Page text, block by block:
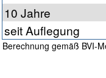
10 Jahre
seit Auflegung
Berechnung gemäß BVI-